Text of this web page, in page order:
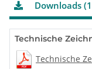
Downloads
Technische
Technische